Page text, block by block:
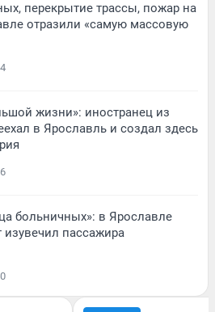
перекрытие трассы, пожар на
отразили «самую массовую
жизни»: иностранец из
в Ярославль и создал здесь
больничных»: в Ярославле
пассажира